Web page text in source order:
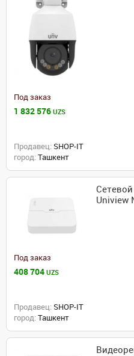
Под заказ
1 832 576 UZS
Продавец: SHOP-IT
город: Ташкент
Uniview
Под заказ
408 704 UZS
Продавец: SHOP-IT
город: Ташкент